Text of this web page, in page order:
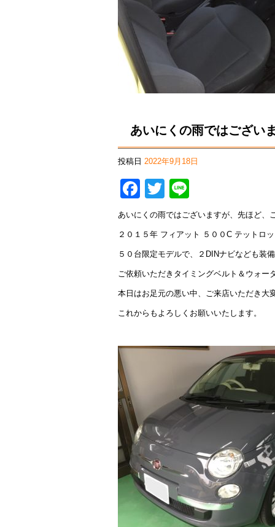
あいにくの雨ではござい
投稿日 2022年9月18日
Facebook
Twitter
あいにくの雨ではございますが、先ほど、
２０１５年 フィアット ５００C テットロ
５０台限定モデルで、２DINナビなども装
ご依頼いただきタイミングベルト＆ウォー
本日はお足元の悪い中、ご来店いただき大
これからもよろしくお願いいたします。